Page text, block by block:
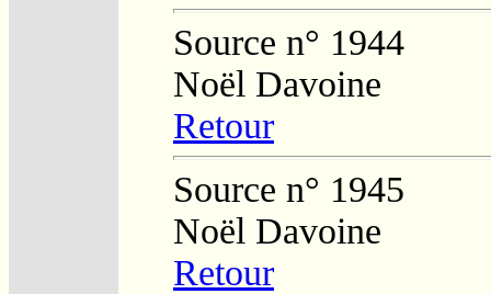
Source n° 1944
Noël Davoine
Retour
Source n° 1945
Noël Davoine
Retour